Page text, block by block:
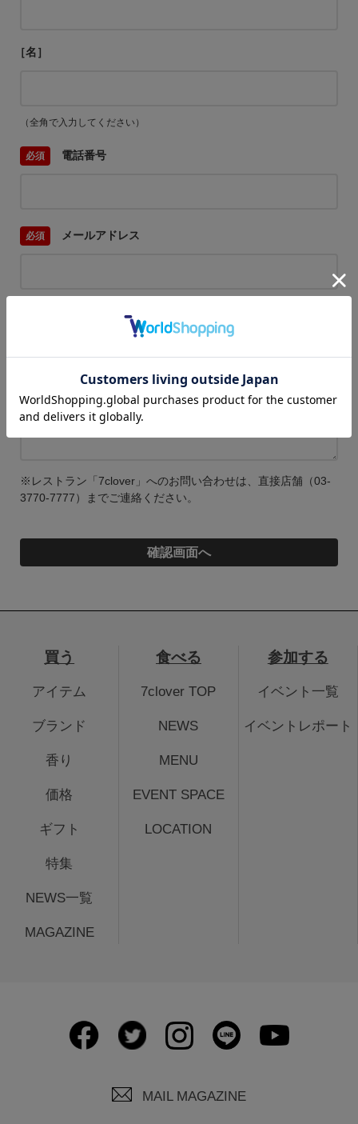
［名］
（全角で入力してください）
電話番号
メールアドレス
※レストラン「7clover」へのお問い合わせは、直接店舗（03-
3770-7777）までご連絡ください。
買う
アイテム
ブランド
香り
価格
ギフト
特集
NEWS一覧
MAGAZINE
食べる
7clover TOP
NEWS
MENU
EVENT SPACE
LOCATION
参加する
イベント一覧
イベントレポート
MAIL MAGAZINE